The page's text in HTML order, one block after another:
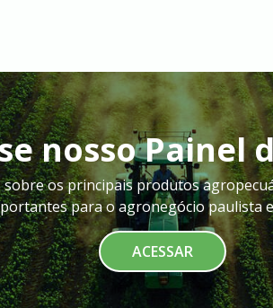
nosso Painel
sobre os principais produtos
para o agronegócio paulista
ACESSAR